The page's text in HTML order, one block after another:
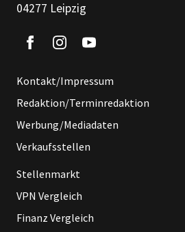
04277 Leipzig
Kontakt/Impressum
Redaktion/Terminredaktion
Werbung/Mediadaten
Verkaufsstellen
Stellenmarkt
VPN Vergleich
Finanz Vergleich